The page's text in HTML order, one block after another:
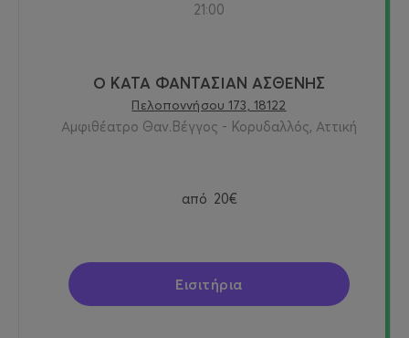
21:00
Ο ΚΑΤΑ ΦΑΝΤΑΣΙΑΝ ΑΣΘΕΝΗΣ
Πελοποννήσου 173, 18122
Αμφιθέατρο Θαν.Βέγγος - Κορυδαλλός, Αττική
από 20€
Εισιτήρια